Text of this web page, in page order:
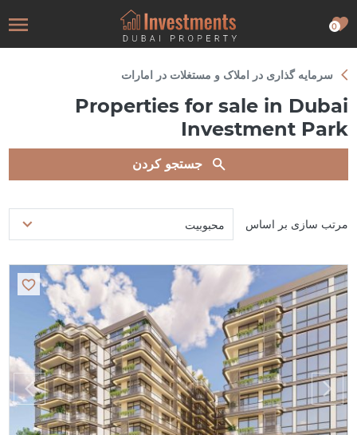
0
سرمایه گذاری در املاک و مستغلات در امارات
Properties for sale in Dubai
Investment Park
جستجو کردن
مرتب سازی بر اساس محبوبیت